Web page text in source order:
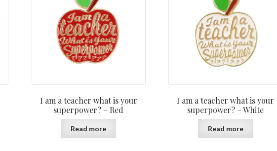
I am a teacher what is your
superpower? – Red
Read more
I am a teacher what is your
superpower? – White
Read more